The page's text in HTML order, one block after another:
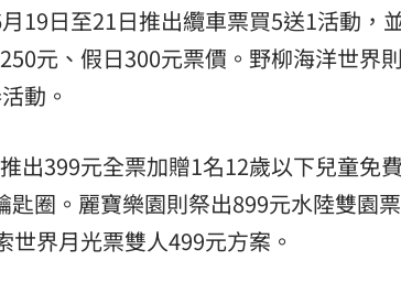
19日至21日推出纜車票買5送1活動，
元、假日300元票價。野柳海洋世界
動。
出399元全票加贈1名12歲以下兒童免
圈。麗寶樂園則祭出899元水陸雙園
界月光票雙人499元方案。